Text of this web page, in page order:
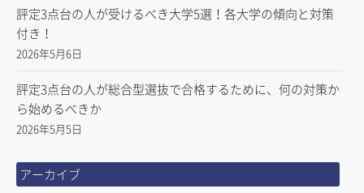
評定3点台の人が受けるべき大学5選！各大学の傾向と対策
付き！
2026年5月6日
評定3点台の人が総合型選抜で合格するために、何の対策か
ら始めるべきか
2026年5月5日
アーカイブ